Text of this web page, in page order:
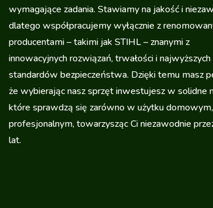
wymagające zadania. Stawiamy na jakość i
dlatego współpracujemy wyłącznie z
producentami – takimi jak STIHL – znanymi z
innowacyjnych rozwiązań, trwałości i najwyższych
standardów bezpieczeństwa. Dzięki temu masz
że wybierając nasz sprzęt inwestujesz w solidne
które sprawdzą się zarówno w użytku
profesjonalnym, towarzysząc Ci niezawodnie
lat.